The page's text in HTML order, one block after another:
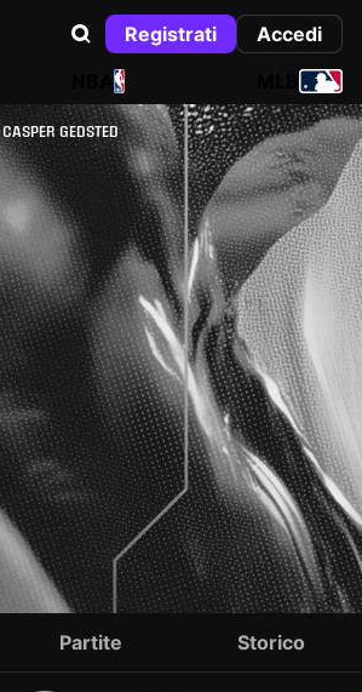
Registrati
Accedi
NBA
CASPER GEDSTED
GEDSTED
Partite Storico